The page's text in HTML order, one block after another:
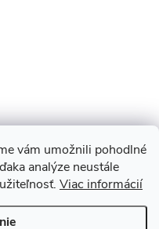
vám umožnili pohodlné
analýze neustále
Viac informácií